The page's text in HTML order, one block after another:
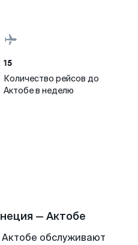
15
Количество рейсов до
Актобе в неделю
— Актобе
обслуживают